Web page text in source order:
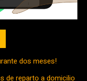
dos meses!
de reparto a domicilio